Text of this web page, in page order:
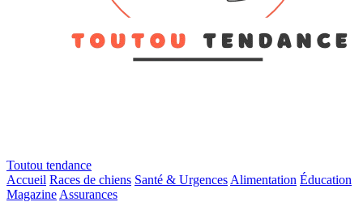
Toutou tendance
Accueil Races de chiens Santé & Urgences Alimentation Éducation
Magazine Assurances